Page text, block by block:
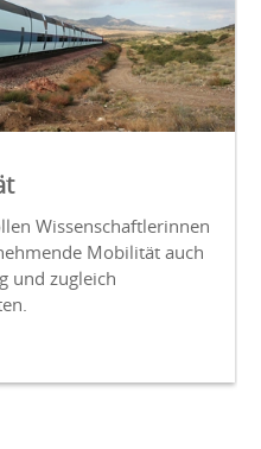
Wissenschaftlerinnen
Mobilität auch
und zugleich